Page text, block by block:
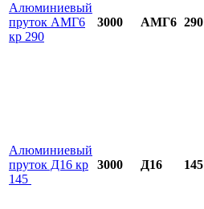
Алюминиевый
пруток АМГ6
кр 290
3000 АМГ6 290
Алюминиевый
пруток Д16 кр
145
3000 Д16 145